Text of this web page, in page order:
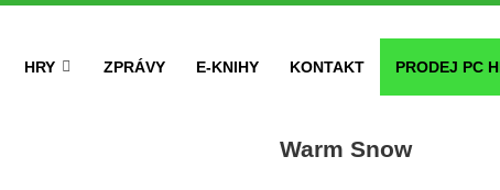
HRY ZPRÁVY E-KNIHY KONTAKT PRODEJ PC
Warm Snow